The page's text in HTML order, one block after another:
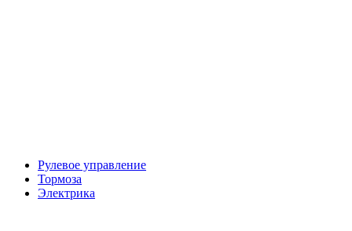
Рулевое управление
Тормоза
Электрика